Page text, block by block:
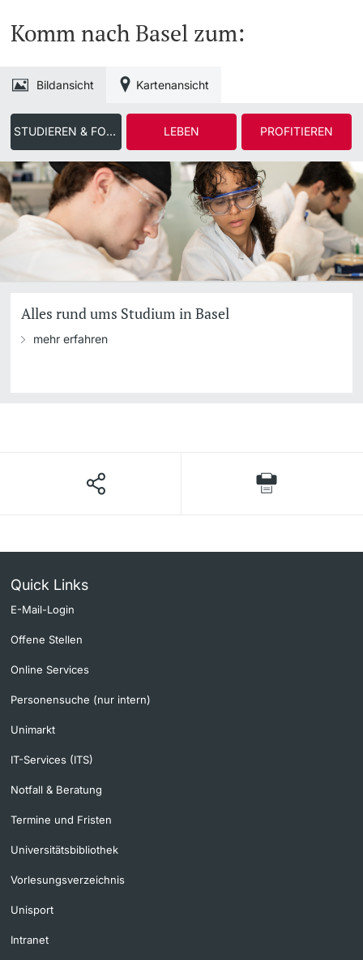
Komm nach Basel zum:
STUDIEREN & FORSCHEN LEBEN PROFITIEREN
Bildansicht Kartenansicht
Alles rund ums Studium in Basel
mehr erfahren
Quick Links
E-Mail-Login
Offene Stellen
Online Services
Personensuche (nur intern)
Unimarkt
IT-Services (ITS)
Notfall & Beratung
Termine und Fristen
Universitätsbibliothek
Vorlesungsverzeichnis
Unisport
Intranet